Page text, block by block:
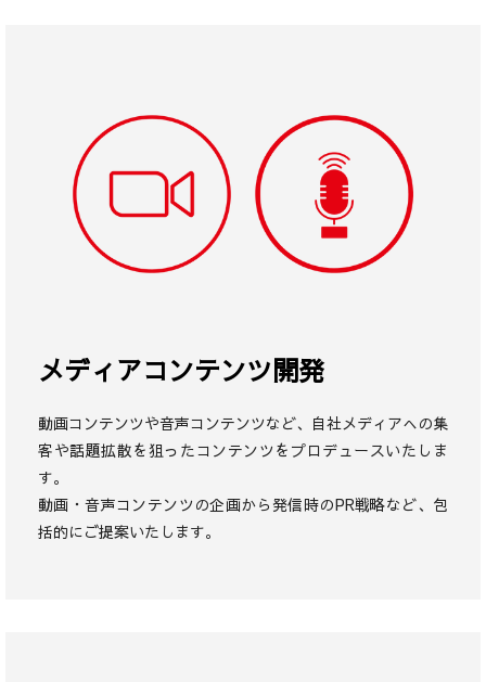
メディアコンテンツ開発
動画コンテンツや音声コンテンツなど、自社メディアへの集
客や話題拡散を狙ったコンテンツをプロデュースいたしま
す。
動画・音声コンテンツの企画から発信時のPR戦略など、包
括的にご提案いたします。